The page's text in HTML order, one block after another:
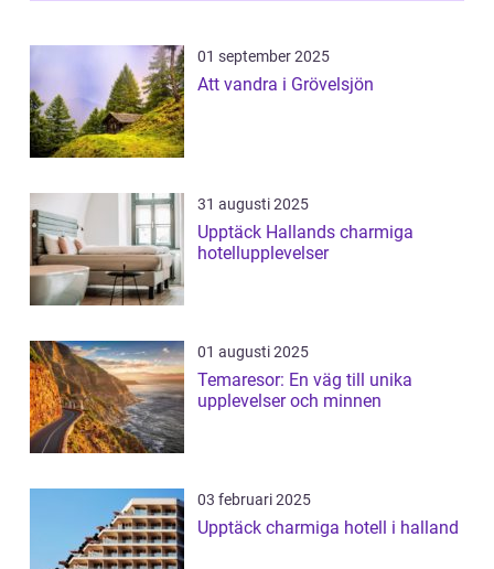
01 september 2025
Att vandra i Grövelsjön
31 augusti 2025
Upptäck Hallands charmiga
hotellupplevelser
01 augusti 2025
Temaresor: En väg till unika
upplevelser och minnen
03 februari 2025
Upptäck charmiga hotell i halland